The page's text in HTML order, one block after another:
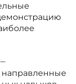
‒